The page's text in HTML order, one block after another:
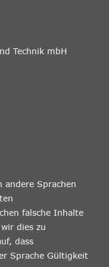
Technik mbH
andere Sprachen
falsche Inhalte
dies zu
dass
Sprache Gültigkeit